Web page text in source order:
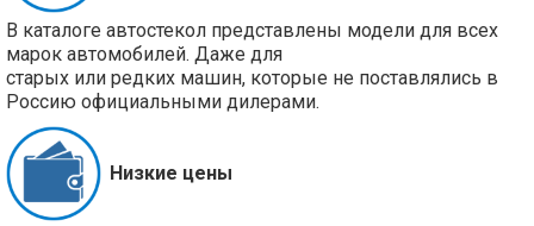
В каталоге автостекол представлены модели для всех
марок автомобилей. Даже для
старых или редких машин, которые не поставлялись в
Россию официальными дилерами.
Низкие цены